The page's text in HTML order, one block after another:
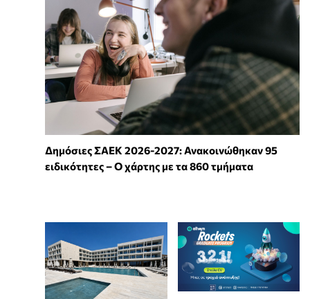
Δημόσιες ΣΑΕΚ 2026-2027: Ανακοινώθηκαν 95
ειδικότητες – Ο χάρτης με τα 860 τμήματα